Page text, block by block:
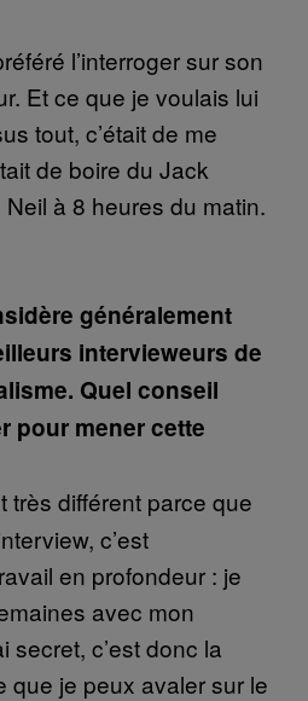
l’interroger sur son
Et ce que je voulais lui
tout, c’était de me
de boire du Jack
à 8 heures du matin.
généralement
intervieweurs de
Quel conseil
pour mener cette
très différent parce que
c’est
en profondeur : je
avec mon
secret, c’est donc la
que je peux avaler sur le